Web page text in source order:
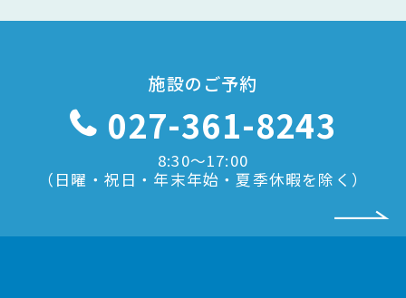
施設のご予約
027-361-8243
8:30〜17:00
（日曜・祝日・年末年始・夏季休暇を除く）